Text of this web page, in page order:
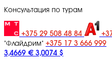
Консультация по турам
+375 29 508 48 84
"Флайдрим" +375 17 3 666 999
3,4669 € 3,0074 $